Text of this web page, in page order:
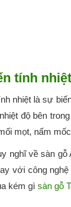
tính
nhiệt là sự
độ bên
mọt, nấm
nghĩ về sàn gỗ
với công
kém gì sàn gỗ